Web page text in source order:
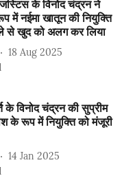
के विनोद चंद्रन ने
में नईमा खातून की नियुक्ति
से खुद को अलग कर लिया
18 Aug 2025
के विनोद चंद्रन की सुप्रीम
के रूप में नियुक्ति को मंजूरी
14 Jan 2025